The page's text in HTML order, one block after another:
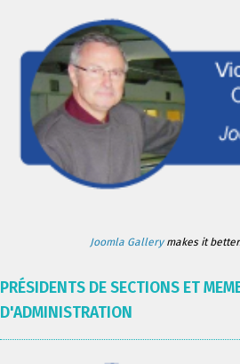
Joomla Gallerymakes it
PRÉSIDENTS DE SECTIONS ET
D'ADMINISTRATION